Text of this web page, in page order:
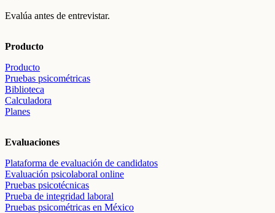
Evalúa antes de entrevistar.
Producto
Producto
Pruebas psicométricas
Biblioteca
Calculadora
Planes
Evaluaciones
Plataforma de evaluación de candidatos
Evaluación psicolaboral online
Pruebas psicotécnicas
Prueba de integridad laboral
Pruebas psicométricas en México